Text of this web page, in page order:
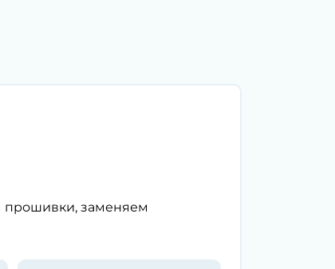
прошивки, заменяем